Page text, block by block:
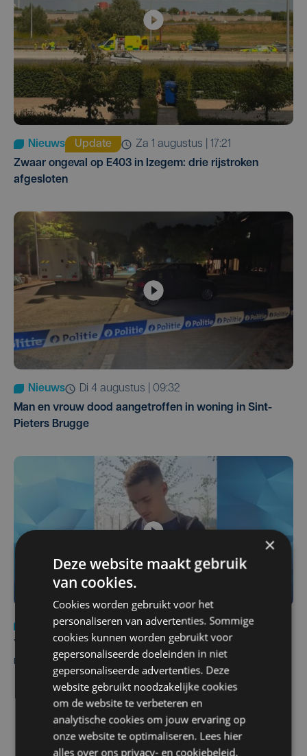
Nieuws Update
za 1 augustus | 17:21
Zwaar ongeval op E403 in Izegem: drie rijstroken
afgesloten
Nieuws
di 4 augustus | 09:32
Man en vrouw dood aangetroffen in woning in Sint-
Pieters Brugge
Nieuws
do 6 augustus | 21:30
Yaro (19), slachtoffer van vechtpartij, is na
maandenlange coma overleden
×
Deze website maakt gebruik
van cookies.
Cookies worden gebruikt voor het
personaliseren van advertenties. Sommige
cookies kunnen worden gebruikt voor
gepersonaliseerde doeleinden in niet
gepersonaliseerde advertenties. Deze
website gebruikt noodzakelijke cookies
om de website te verbeteren en
analytische cookies om jouw ervaring op
onze website te optimaliseren. Lees hier
alles over ons privacy- en cookiebeleid.